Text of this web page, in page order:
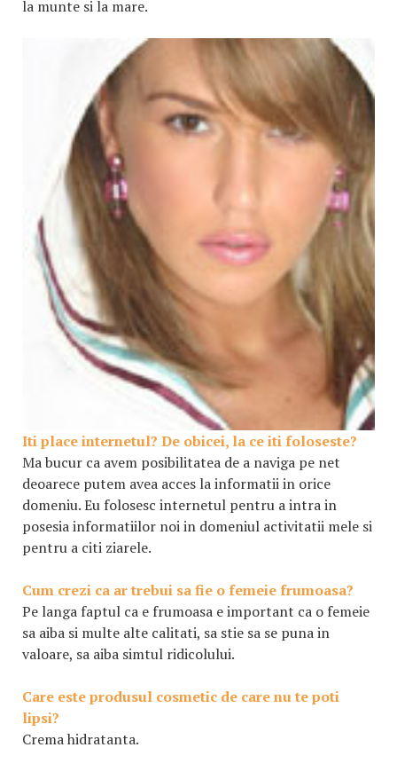
la munte si la mare.
Iti place internetul? De obicei, la ce iti foloseste?
Ma bucur ca avem posibilitatea de a naviga pe net
deoarece putem avea acces la informatii in orice
domeniu. Eu folosesc internetul pentru a intra in
posesia informatiilor noi in domeniul activitatii mele si
pentru a citi ziarele.
Cum crezi ca ar trebui sa fie o femeie frumoasa?
Pe langa faptul ca e frumoasa e important ca o femeie
sa aiba si multe alte calitati, sa stie sa se puna in
valoare, sa aiba simtul ridicolului.
Care este produsul cosmetic de care nu te poti
lipsi?
Crema hidratanta.